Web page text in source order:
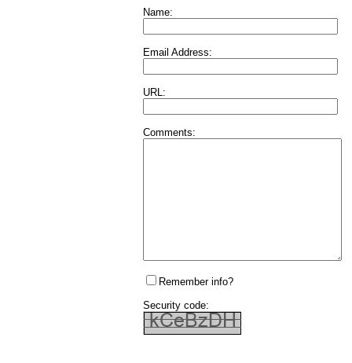
Name:
Email Address:
URL:
Comments:
Remember info?
Security code: